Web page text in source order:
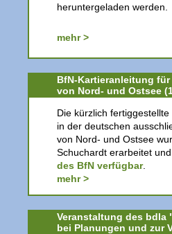
heruntergeladen werden.
mehr >
BfN-Kartieranleitung
von Nord- und Ostsee
Die kürzlich fertiggestellte
in der deutschen
von Nord- und Ostsee
Schuchardt erarbeitet
des BfN verfügbar.
mehr >
Veranstaltung des bdla
bei Planungen und zur